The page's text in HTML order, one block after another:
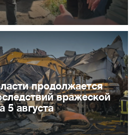
продолжается
вражеской
5 августа